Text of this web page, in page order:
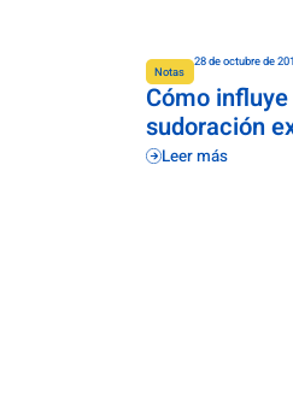
Notas
28 de octubre de
Cómo
sudoración
Leer más